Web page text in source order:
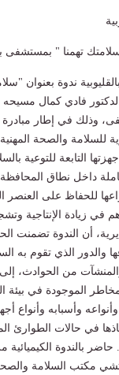
تهمنا " بمستشفى
ندوة بعنوان
وذلك في إطار مبادرة
للسلامة والصحة
التابعة للتوعية
داخل نطاق
للحفاظ على
في زيادة الإنتاجية
أن الندوة تضمنت
والدور الذي تقوم به
من الحوادث،
الموجودة في بيئة
وأسبابه وأنواع
في حالات الطوارئ
حاضر بالندوة
مكتب السلامة والصحة